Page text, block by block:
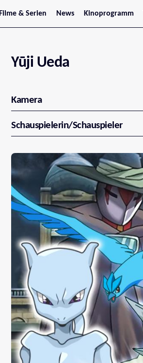
Filme & Serien
Trailer
Serienarchiv
News
Stars
Kinoprogramm
Jetzt im Kino
Tirol
Vorarlberg
Yūji Ueda
Kamera
Schauspielerin/Schauspieler